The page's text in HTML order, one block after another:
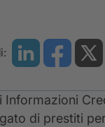
di prestiti